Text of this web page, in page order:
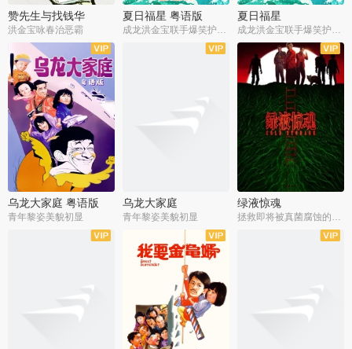
赞先生与找钱华
洪金宝咏春治恶霸
夏日福星 粤语版
成龙洪金宝联手爆笑护美女
夏日福星
成龙洪金宝联手爆笑护美女
乌龙大家庭 粤语版
青年黎姿美貌初显
乌龙大家庭
青年黎姿美貌初显
绿液惊魂
拯救即将被真菌腐蚀的世界